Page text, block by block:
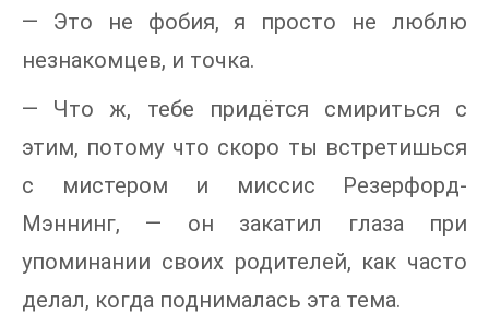
— Это не фобия, я просто не люблю
незнакомцев, и точка.
— Что ж, тебе придётся смириться с
этим, потому что скоро ты встретишься
с мистером и миссис Резерфорд-
Мэннинг, — он закатил глаза при
упоминании своих родителей, как часто
делал, когда поднималась эта тема.